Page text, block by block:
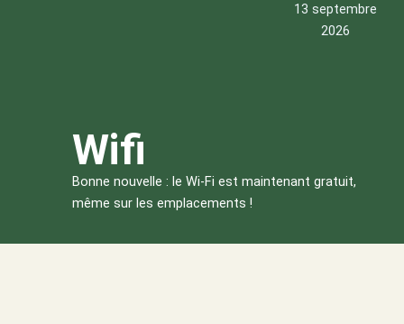
13 septembre
2026
Wifi
Bonne nouvelle : le Wi-Fi est maintenant gratuit,
même sur les emplacements !